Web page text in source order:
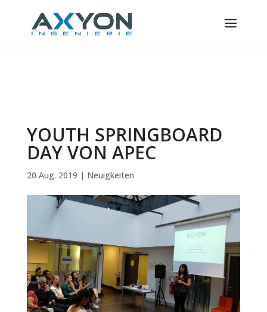
YOUTH SPRINGBOARD
DAY VON APEC
20 Aug. 2019 | Neuigkeiten